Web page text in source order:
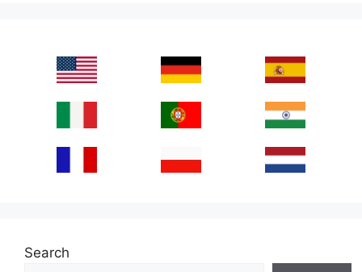
Search